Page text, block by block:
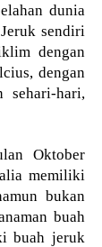
dunia
sendiri
dengan
dengan
sehari-hari,
Oktober
memiliki
bukan
buah
buah jeruk